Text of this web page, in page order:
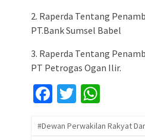
2. Raperda Tentang
PT.Bank Sumsel Babel
3. Raperda Tentang
PT Petrogas Ogan Ilir.
Facebook
Twitter
#Dewan Perwakilan Rakyat